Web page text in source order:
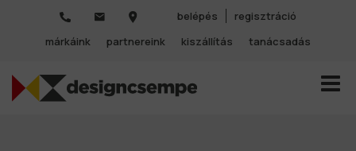
belépés
regisztráció
márkáink
partnereink kiszállítás tanácsadás